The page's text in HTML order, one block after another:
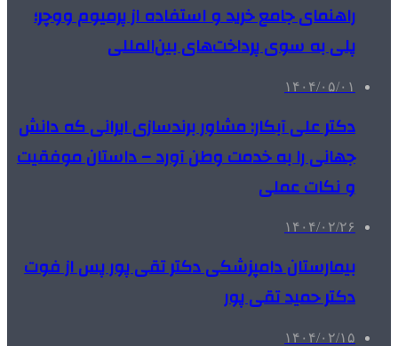
راهنمای جامع خرید و استفاده از پرمیوم ووچر؛
پلی به سوی پرداخت‌های بین‌المللی
۱۴۰۴/۰۵/۰۱
دکتر علی آبکار: مشاور برندسازی ایرانی که دانش
جهانی را به خدمت وطن آورد – داستان موفقیت
و نکات عملی
۱۴۰۴/۰۲/۲۶
بیمارستان دامپزشکی دکتر تقی پور پس از فوت
دکتر حمید تقی پور
۱۴۰۴/۰۲/۱۵